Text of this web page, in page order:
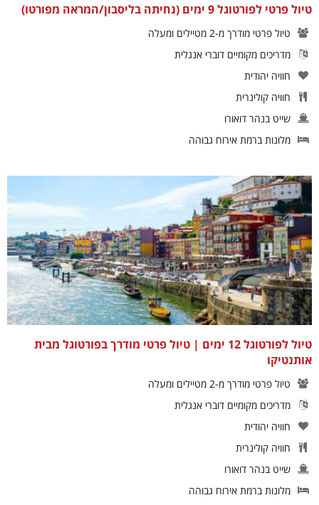
טיול פרטי לפורטוגל 9 ימים (נחיתה בליסבון/המראה מפורטו)
טיול פרטי מודרך מ-2 מטיילים ומעלה
מדריכים מקומיים דוברי אנגלית
חוויה יהודית
חוויה קולינרית
שייט בנהר דואורו
מלונות ברמת אירוח גבוהה
טיול לפורטוגל 12 ימים | טיול פרטי מודרך בפורטוגל מבית
אותנטיקו
טיול פרטי מודרך מ-2 מטיילים ומעלה
מדריכים מקומיים דוברי אנגלית
חוויה יהודית
חוויה קולינרית
שייט בנהר דואורו
מלונות ברמת אירוח גבוהה